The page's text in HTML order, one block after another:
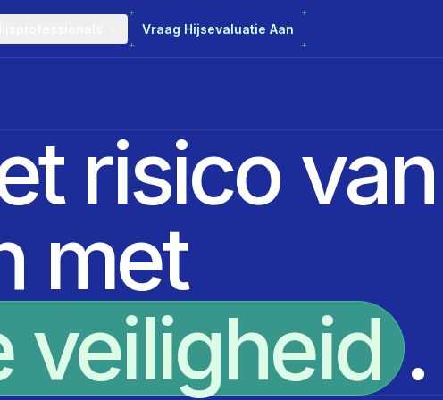
Vraag Hijsevaluatie Aan
risico
met
veiligheid .